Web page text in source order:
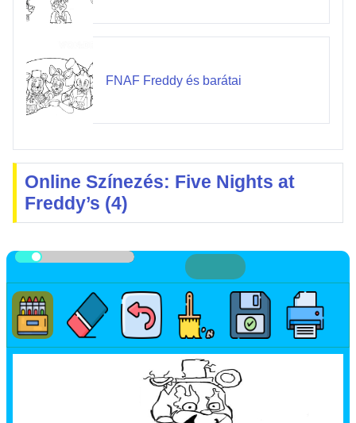
FNAF Freddy és barátai
Online Színezés: Five Nights at
Freddy’s (4)